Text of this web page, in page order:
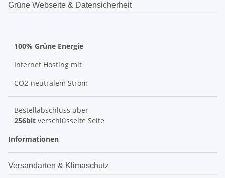
Grüne Webseite & Datensicherheit
100% Grüne Energie
Internet Hosting mit
CO2-neutralem Strom
Bestellabschluss über
256bit verschlüsselte Seite
Informationen
Versandarten & Klimaschutz